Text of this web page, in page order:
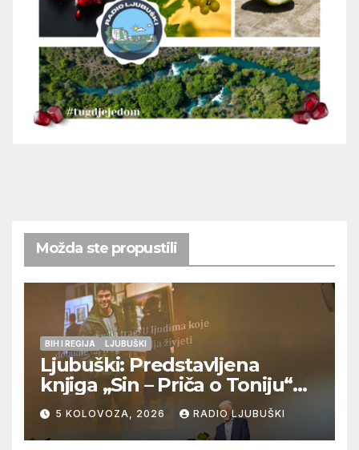
Možda ste propustili
BIH I REGIJA LJUBUŠKI
Ljubuški: Predstavljena
knjiga „Sin – Priča o Toniju“
dr. sc. Zdenka Hercega
5 KOLOVOZA, 2026 RADIO LJUBUŠKI